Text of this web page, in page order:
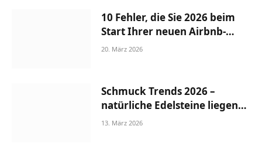
10 Fehler, die Sie 2026 beim
Start Ihrer neuen Airbnb-
Wohnung vermeiden sollten
20. März 2026
Schmuck Trends 2026 –
natürliche Edelsteine liegen
im Trend
13. März 2026